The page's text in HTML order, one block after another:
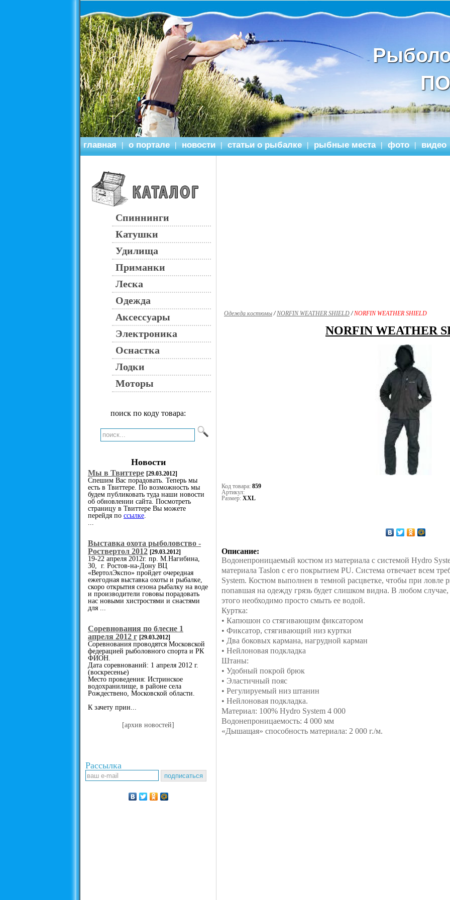
главная | о портале | новости | статьи о рыбалке | рыбные места | фото | видео
Спиннинги
Катушки
Удилища
Приманки
Леска
Одежда
Аксессуары
Электроника
Оснастка
Лодки
Моторы
поиск по коду товара:
Новости
Мы в Твиттере [29.03.2012]
Спешим Вас порадовать. Теперь мы
есть в Твиттере. По возможность мы
будем публиковать туда наши новости
об обновлении сайта. Посмотреть
страницу в Твиттере Вы можете
перейдя по ссылке
Выставка охота рыболовство -
Роствертол 2012 [29.03.2012]
19-22 апреля 2012г. пр. М.Нагибина,
30, г. Ростов-на-Дону ВЦ
«ВертолЭкспо» пройдет очередная
ежегодная выставка охоты и рыбалке,
скоро открытия сезона рыбалку на воде
и производители гововы порадовать
нас новыми хистростями и снастями
для ...
Cоревнования по блесне 1
апреля 2012 г [29.03.2012]
Соревнования проводятся Московской
федерацией рыболовного спорта и РК
ФИОН.
Дата соревнований: 1 апреля 2012 г.
(воскресенье)
Место проведения: Истринское
водохранилище, в районе села
Рождествено, Московской области.
К зачету прин...
[архив новостей]
Рассылка
Одежда костюмы/NORFIN WEATHER SHIELD/NORFIN WEATHER SHIELD
NORFIN WEATHER
Код товара: 859
Артикул:
Размер: XXL
Описание:
Водонепроницаемый костюм из материала с системой Hydro
материала Taslon с его покрытием PU. Система отвечает всем
System. Костюм выполнен в темной расцветке, чтобы при ловле
попавшая на одежду грязь будет слишком видна. В любом случае,
этого необходимо просто смыть ее водой.
Куртка:
• Капюшон со стягивающим фиксатором
• Фиксатор, стягивающий низ куртки
• Два боковых кармана, нагрудной карман
• Нейлоновая подкладка
Штаны:
• Удобный покрой брюк
• Эластичный пояс
• Регулируемый низ штанин
• Нейлоновая подкладка.
Материал: 100% Hydro System 4 000
Водонепроницаемость: 4 000 мм
«Дышащая» способность материала: 2 000 г./м.